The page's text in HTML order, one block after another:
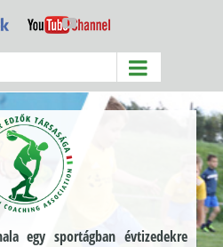
YouTube
egy sportágban évtizedekre